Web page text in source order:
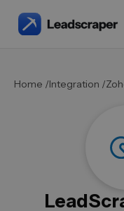
Home /Integration /